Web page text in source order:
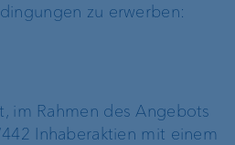
zu erwerben:
im Rahmen des Angebots
Inhaberaktien mit einem